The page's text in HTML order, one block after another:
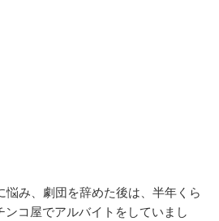
悩み、劇団を辞めた後は、半年くら
ンコ屋でアルバイトをしていまし